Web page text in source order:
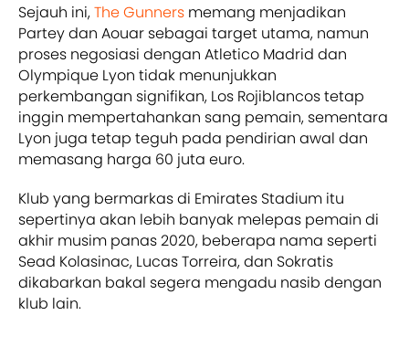
Sejauh ini,The Gunners memang menjadikan
Partey dan Aouar sebagai target utama, namun
proses negosiasi dengan Atletico Madrid dan
Olympique Lyon tidak menunjukkan
perkembangan signifikan, Los Rojiblancos tetap
inggin mempertahankan sang pemain, sementara
Lyon juga tetap teguh pada pendirian awal dan
memasang harga 60 juta euro.
Klub yang bermarkas di Emirates Stadium itu
sepertinya akan lebih banyak melepas pemain di
akhir musim panas 2020, beberapa nama seperti
Sead Kolasinac, Lucas Torreira, dan Sokratis
dikabarkan bakal segera mengadu nasib dengan
klub lain.